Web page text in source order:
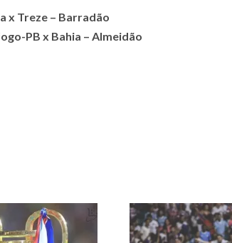
x Treze – Barradão
PB x Bahia – Almeidão